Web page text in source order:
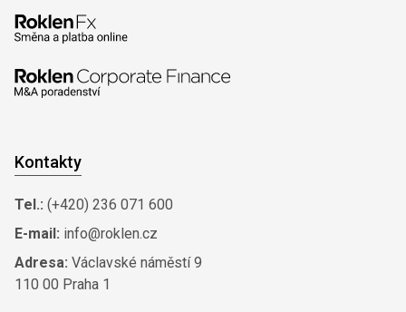
Kontakty
Tel.: (+420) 236 071 600
E-mail: info@roklen.cz
Adresa: Václavské náměstí 9
110 00 Praha 1